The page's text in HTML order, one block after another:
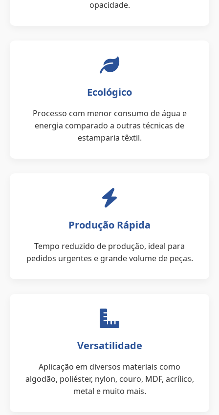
opacidade.
Ecológico
Processo com menor consumo de água e
energia comparado a outras técnicas de
estamparia têxtil.
Produção Rápida
Tempo reduzido de produção, ideal para
pedidos urgentes e grande volume de peças.
Versatilidade
Aplicação em diversos materiais como
algodão, poliéster, nylon, couro, MDF, acrílico,
metal e muito mais.